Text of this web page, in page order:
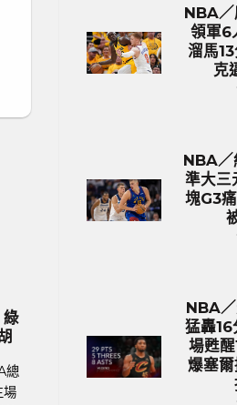
2024歐國盃球隊身價排行
價531億台幣傲視群
足球聯賽體育新聞、足球戰績
行的歐洲國家盃中，英格蘭以
NBA
領軍6
溜馬
克
NBA
準大三
塊G3
NBA
猛轟16
場甦
爆塞